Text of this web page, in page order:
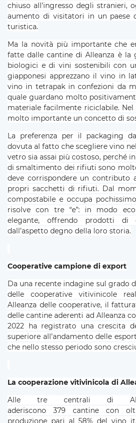
chiuso all’ingresso degli stranieri,
aumento di visitatori in un paese
turistica.
Ma la novità più importante che
fatte dalle cantine di Alleanza è la
biologici e di vini sostenibili con
giapponesi apprezzano il vino in
vino in tetrapak in confezioni da
quale guardano molto
materiale facilmente riciclabile.
molto importante un concetto di
La preferenza per il packaging
dovuta al fatto che scegliere vino
vetro sia assai più costoso, perché
di smaltimento dei rifiuti sono
deve corrispondere un contributo
propri sacchetti di rifiuti. Dal
compostabile e occupa
risolve con tre “e”: in modo
elegante, offrendo prodotti di
dall’aspetto degno della loro storia.
Cooperative campione di export
Da una recente indagine sul grado
delle cooperative vitivinicole
Alleanza delle cooperative, il
delle cantine aderenti ad Alleanza
2022 ha registrato una crescita
superiore all’andamento delle
che nello stesso periodo sono
La cooperazione vitivinicola di
Alle tre centrali di
aderiscono 379 cantine con
produzione pari al 58% del vino